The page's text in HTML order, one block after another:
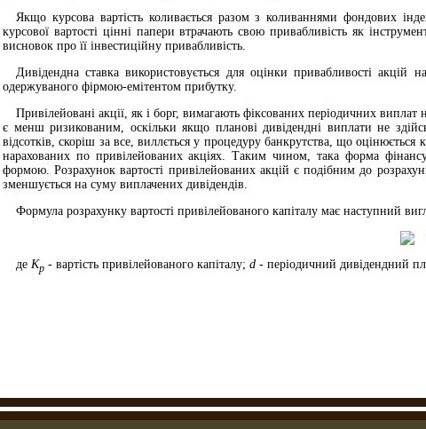
Якщо курсова вартість коливається разом з коливаннями фондових
курсової вартості цінні папери втрачають свою привабливість як
висновок про її інвестиційну привабливість.
Дивідендна ставка використовується для оцінки привабливості
одержуваного фірмою-емітентом прибутку.
Привілейовані акції, як і борг, вимагають фіксованих періодичних
є менш ризикованим, оскільки якщо планові дивідендні виплати не
відсотків, скоріш за все, виллється у процедуру банкрутства, що
нарахованих по привілейованих акціях. Таким чином, така форма
формою. Розрахунок вартості привілейованих акцій є подібним до
зменшується на суму виплачених дивідендів.
Формула розрахунку вартості привілейованого капіталу має наступний
де Кр - вартість привілейованого капіталу; d - періодичний дивідендний